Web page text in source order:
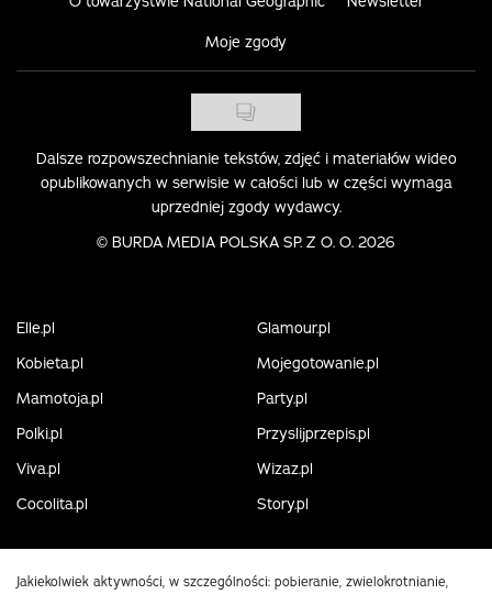
Moje zgody
Dalsze rozpowszechnianie tekstów, zdjęć i materiałów wideo
opublikowanych w serwisie w całości lub w części wymaga
uprzedniej zgody wydawcy.
© BURDA MEDIA POLSKA SP. Z O. O. 2026
Elle.pl
Glamour.pl
Kobieta.pl
Mojegotowanie.pl
Mamotoja.pl
Party.pl
Polki.pl
Przyslijprzepis.pl
Viva.pl
Wizaz.pl
Cocolita.pl
Story.pl
Jakiekolwiek aktywności, w szczególności: pobieranie, zwielokrotnianie,